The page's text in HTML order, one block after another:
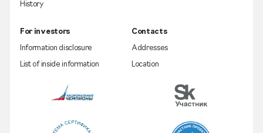
History
For investors
Information disclosure
List of inside information
Contacts
Addresses
Location